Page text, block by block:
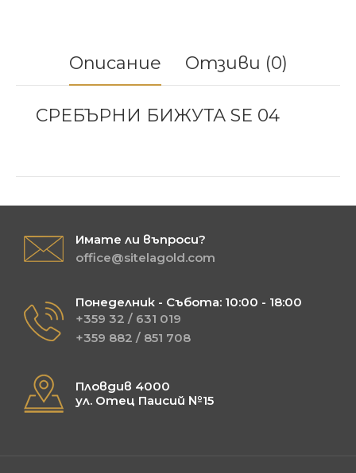
Описание Отзиви (0)
СРЕБЪРНИ БИЖУТА SE 04
Имате ли въпроси?
office@sitelagold.com
Понеделник - Събота: 10:00 - 18:00
+359 32 / 631 019
+359 882 / 851 708
Пловдив 4000
ул. Отец Паисий №15